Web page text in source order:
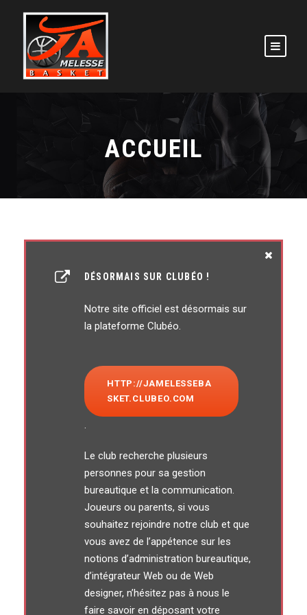
ACCUEIL
DÉSORMAIS SUR CLUBÉO !
Notre site officiel est désormais sur
la plateforme Clubéo.
HTTP://JAMELESSEBA
SKET.CLUBEO.COM
.
Le club recherche plusieurs
personnes pour sa gestion
bureautique et la communication.
Joueurs ou parents, si vous
souhaitez rejoindre notre club et que
vous avez de l’appétence sur les
notions d’administration bureautique,
d’intégrateur Web ou de Web
designer, n’hésitez pas à nous le
faire savoir en déposant votre